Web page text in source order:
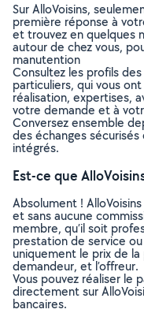
Sur AlloVoisins,
première réponse à
et trouvez en quelques
autour de chez vous,
manutention
Consultez les profils
particuliers, qui vous
réalisation, expertises,
votre demande et à
Conversez ensemble
des échanges
intégrés.
Est-ce que
Absolument !
et sans aucune
membre, qu’il soit
prestation de service
uniquement le prix de
demandeur, et l’offreur.
Vous pouvez réaliser le
directement sur
bancaires.